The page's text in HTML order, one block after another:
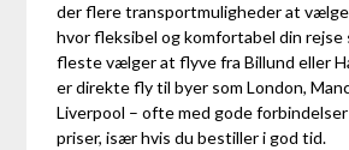
der flere transportmuligheder at
hvor fleksibel og komfortabel din rejse
fleste vælger at flyve fra Billund eller
er direkte fly til byer som London,
Liverpool – ofte med gode
priser, især hvis du bestiller i god tid.